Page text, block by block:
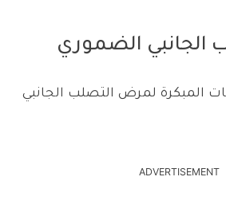
الجانبي الضموري
المبكرة لمرض التصلب الجانبي
ADVERTISEMENT